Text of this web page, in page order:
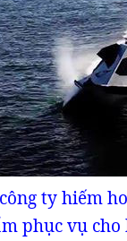
ty hiếm
phục vụ